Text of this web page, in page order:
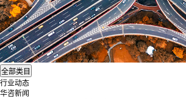
行业动态
华咨新闻